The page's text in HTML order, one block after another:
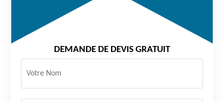
DEMANDE DE DEVIS GRATUIT